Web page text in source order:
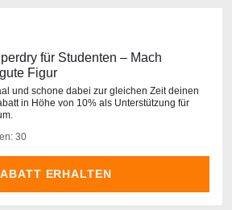
für Studenten – Mach
Figur
und schone dabei zur gleichen Zeit deinen
in Höhe von 10% als Unterstützung für
30
ERHALTEN